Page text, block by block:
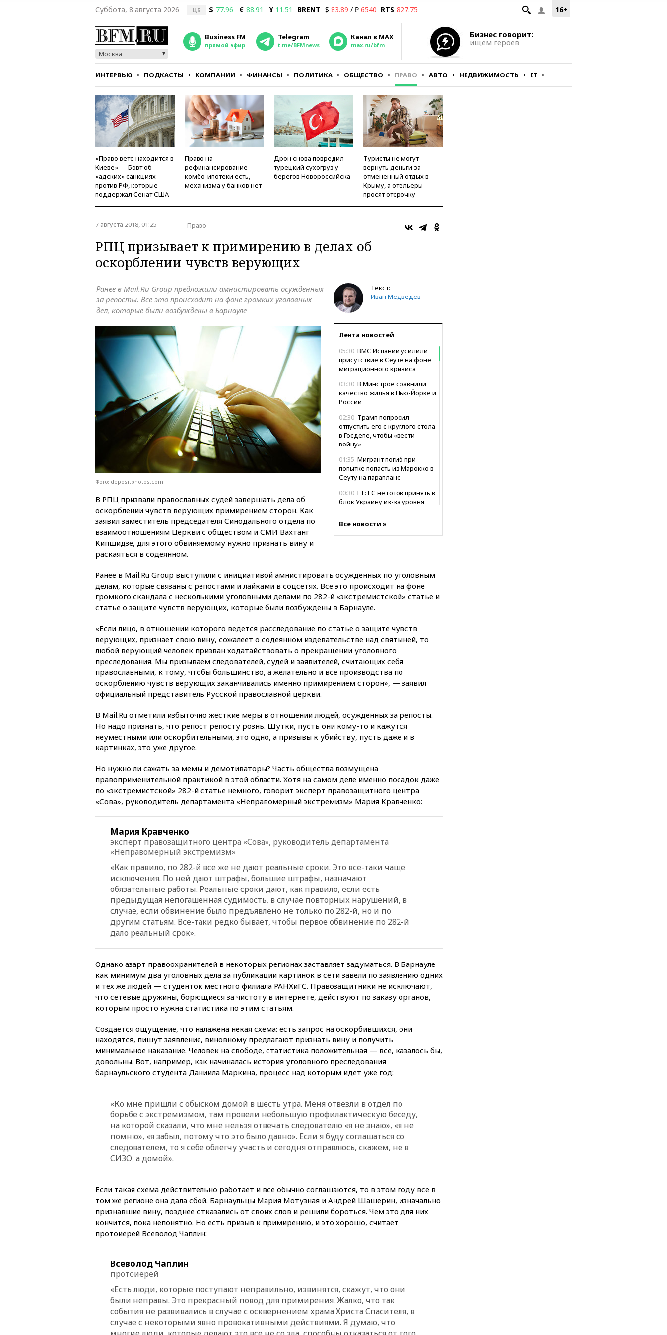
16+
Суббота, 8 августа 2026 ЦБ $ 77.96 € 88.91 ¥ 11.51 BRENT $ 83.89 / ₽ 6540 RTS 827.75
Москва
Business FM
прямой эфир
Telegram
t.me/BFMnews
Канал в MAX
max.ru/bfm
Бизнес говорит:
ищем героев
ИНТЕРВЬЮ ПОДКАСТЫ КОМПАНИИ ФИНАНСЫ ПОЛИТИКА ОБЩЕСТВО ПРАВО АВТО НЕДВИЖИМОСТЬ IT
СТИЛЬ ТЕСТЫ
«Право вето находится в
Киеве» — Бовт об
«адских» санкциях
против РФ, которые
поддержал Сенат США
Право на
рефинансирование
комбо-ипотеки есть,
механизма у банков нет
Дрон снова повредил
турецкий сухогруз у
берегов Новороссийска
Туристы не могут
вернуть деньги за
отмененный отдых в
Крыму, а отельеры
просят отсрочку
7 августа 2018, 01:25 Право
РПЦ призывает к примирению в делах об
оскорблении чувств верующих
Текст:
Иван Медведев
Лента новостей
05:30 ВМС Испании усилили
присутствие в Сеуте на фоне
миграционного кризиса
03:30 В Минстрое сравнили
качество жилья в Нью-Йорке и
России
02:30 Трамп попросил
отпустить его с круглого стола
в Госдепе, чтобы «вести
войну»
01:35 Мигрант погиб при
попытке попасть из Марокко в
Сеуту на параплане
00:30 FT: ЕС не готов принять в
блок Украину из-за уровня
вчера, 23:35Лукашенко
объяснил экономическую
ресторана «Армения» в
Москве вернут утраченную
скульптуру балерины
вчера, 22:45
попытке попасть в Россию
вчера, 22:28Бессент
анонсировал скорое
соглашение о прекращении
огня США и Ирана
вчера, 22:15Три человека
вчера, 22:00Путин поручил
выделить средства на новые
РЛС для Белгородской
отказал Украине в
использовании Starlink для
атак вглубь РФ
вчера, 21:35После пожара на
РФ по гимнастике получили
вчера, 21:15
опубликовал 16 новых видео с
НЛО
вчера, 21:00На границе
Украины с Польшей скопилось
пройдет в 2026 году
вчера, 20:45 ПВО за день
сбила еще 75 украинских
беспилотников над Россией
Белгородской области
вчера, 20:30 Лидию Невзорову
заочно арестовали по делу о
финансировании
экстремизма
вчера, 20:20Суд США
строительство бального зала в
Белом доме
вчера, 20:15Сенат США
одобрил ужесточение
санкций против России и
вчера, 20:00СК возбудил дело
Гордеевой о фейках о ВС
России
вчера, 19:45 ISU предоставил
нейтральный статус
вчера, 19:19Россиянка
погибла во Французских
Альпах
вчера, 19:00Открытое
горение на складе в Брянске
Все новости »
Ранее в Mail.Ru Group предложили амнистировать осужденных
за репосты. Все это происходит на фоне громких уголовных
дел, которые были возбуждены в Барнауле
Фото: depositphotos.com
В РПЦ призвали православных судей завершать дела об
оскорблении чувств верующих примирением сторон. Как
заявил заместитель председателя Синодального отдела по
взаимоотношениям Церкви с обществом и СМИ Вахтанг
Кипшидзе, для этого обвиняемому нужно признать вину и
раскаяться в содеянном.
Ранее в Mail.Ru Group выступили с инициативой амнистировать осужденных по уголовным
делам, которые связаны с репостами и лайками в соцсетях. Все это происходит на фоне
громкого скандала с несколькими уголовными делами по 282-й «экстремистской» статье и
статье о защите чувств верующих, которые были возбуждены в Барнауле.
«Если лицо, в отношении которого ведется расследование по статье о защите чувств
верующих, признает свою вину, сожалеет о содеянном издевательстве над святыней, то
любой верующий человек призван ходатайствовать о прекращении уголовного
преследования. Мы призываем следователей, судей и заявителей, считающих себя
православными, к тому, чтобы большинство, а желательно и все производства по
оскорблению чувств верующих заканчивались именно примирением сторон», — заявил
официальный представитель Русской православной церкви.
В Mail.Ru отметили избыточно жесткие меры в отношении людей, осужденных за репосты.
Но надо признать, что репост репосту рознь. Шутки, пусть они кому-то и кажутся
неуместными или оскорбительными, это одно, а призывы к убийству, пусть даже и в
картинках, это уже другое.
Но нужно ли сажать за мемы и демотиваторы? Часть общества возмущена
правоприменительной практикой в этой области. Хотя на самом деле именно посадок даже
по «экстремистской» 282-й статье немного, говорит эксперт правозащитного центра
«Сова», руководитель департамента «Неправомерный экстремизм» Мария Кравченко:
Мария Кравченко
эксперт правозащитного центра «Сова», руководитель департамента
«Неправомерный экстремизм»
«Как правило, по 282-й все же не дают реальные сроки. Это все-таки чаще
исключения. По ней дают штрафы, большие штрафы, назначают
обязательные работы. Реальные сроки дают, как правило, если есть
предыдущая непогашенная судимость, в случае повторных нарушений, в
случае, если обвинение было предъявлено не только по 282-й, но и по
другим статьям. Все-таки редко бывает, чтобы первое обвинение по 282-й
дало реальный срок».
Однако азарт правоохранителей в некоторых регионах заставляет задуматься. В Барнауле
как минимум два уголовных дела за публикации картинок в сети завели по заявлению одних
и тех же людей — студенток местного филиала РАНХиГС. Правозащитники не исключают,
что сетевые дружины, борющиеся за чистоту в интернете, действуют по заказу органов,
которым просто нужна статистика по этим статьям.
Создается ощущение, что налажена некая схема: есть запрос на оскорбившихся, они
находятся, пишут заявление, виновному предлагают признать вину и получить
минимальное наказание. Человек на свободе, статистика положительная — все, казалось бы,
довольны. Вот, например, как начиналась история уголовного преследования
барнаульского студента Даниила Маркина, процесс над которым идет уже год:
«Ко мне пришли с обыском домой в шесть утра. Меня отвезли в отдел по
борьбе с экстремизмом, там провели небольшую профилактическую беседу,
на которой сказали, что мне нельзя отвечать следователю «я не знаю», «я не
помню», «я забыл, потому что это было давно». Если я буду соглашаться со
следователем, то я себе облегчу участь и сегодня отправлюсь, скажем, не в
СИЗО, а домой».
Если такая схема действительно работает и все обычно соглашаются, то в этом году все в
том же регионе она дала сбой. Барнаульцы Мария Мотузная и Андрей Шашерин, изначально
признавшие вину, позднее отказались от своих слов и решили бороться. Чем это для них
кончится, пока непонятно. Но есть призыв к примирению, и это хорошо, считает
протоиерей Всеволод Чаплин:
Всеволод Чаплин
протоиерей
«Есть люди, которые поступают неправильно, извинятся, скажут, что они
были неправы. Это прекрасный повод для примирения. Жалко, что так
события не развивались в случае с осквернением храма Христа Спасителя, в
случае с некоторыми явно провокативными действиями. Я думаю, что
многие люди, которые делают это все не со зла, способны отказаться от того,